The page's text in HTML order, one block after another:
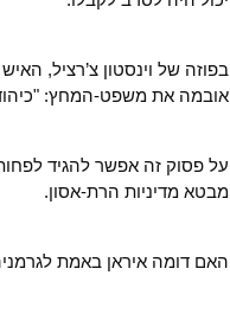
בפוזה של וינסטון צ’רציל,
אובמה את משפט-המחץ:
על פסוק זה אפשר להגיד
מבטא מדיניות הרת-אסון.
האם דומה איראן באמת